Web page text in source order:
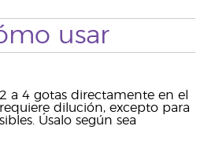
usar
a 4 gotas directamente en el
dilución, excepto para
Úsalo según sea